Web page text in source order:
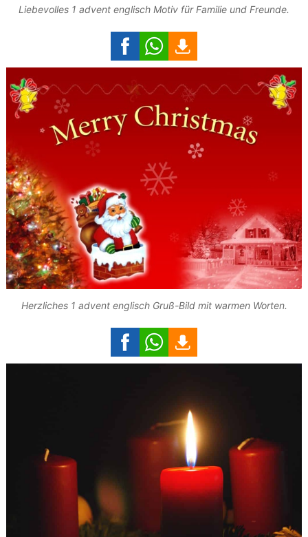
Liebevolles 1 advent englisch Motiv für Familie und Freunde.
Herzliches 1 advent englisch Gruß-Bild mit warmen Worten.